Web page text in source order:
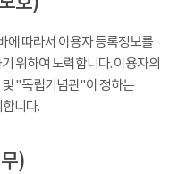
에 따라서 이용자 등록정보를
위하여 노력합니다. 이용자의
"독립기념관"이 정하는
니다.
)